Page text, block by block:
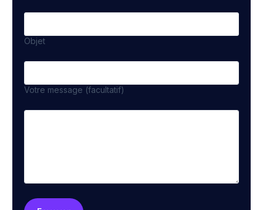
Objet
Votre message (facultatif)